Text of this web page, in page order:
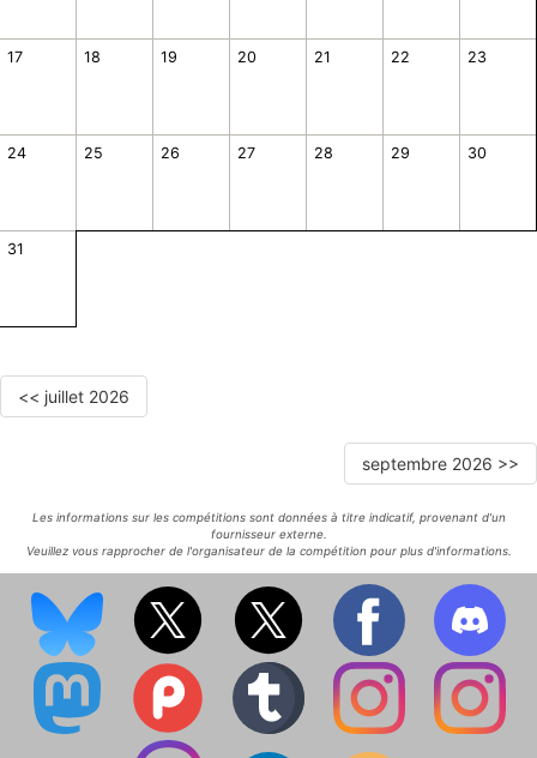
17 18 19 20 21 22 23
24 25 26 27 28 29 30
31
<< juillet 2026
septembre 2026 >>
Les informations sur les compétitions sont données à titre indicatif, provenant d'un
fournisseur externe.
Veuillez vous rapprocher de l'organisateur de la compétition pour plus d'informations.